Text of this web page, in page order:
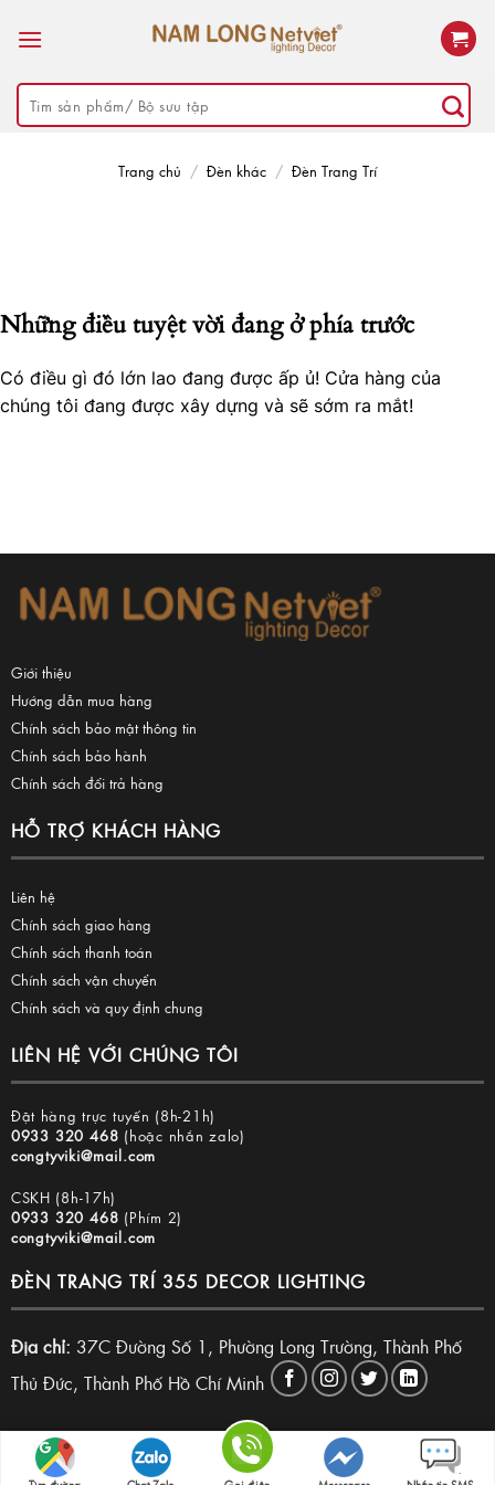
Tìm
kiếm:
Trang chủ / Đèn khác / Đèn Trang Trí
Những điều tuyệt vời đang ở phía trước
Có điều gì đó lớn lao đang được ấp ủ! Cửa hàng của
chúng tôi đang được xây dựng và sẽ sớm ra mắt!
Giới thiệu
Hướng dẫn mua hàng
Chính sách bảo mật thông tin
Chính sách bảo hành
Chính sách đổi trả hàng
HỖ TRỢ KHÁCH HÀNG
Liên hệ
Chính sách giao hàng
Chính sách thanh toán
Chính sách vận chuyển
Chính sách và quy định chung
LIÊN HỆ VỚI CHÚNG TÔI
Đặt hàng trực tuyến (8h-21h)
0933 320 468 (hoặc nhắn zalo)
congtyviki@mail.com
CSKH (8h-17h)
0933 320 468 (Phím 2)
congtyviki@mail.com
ĐÈN TRANG TRÍ 355 DECOR LIGHTING
Địa chỉ: 37C Đường Số 1, Phường Long Trường, Thành Phố
Thủ Đức, Thành Phố Hồ Chí Minh
Copyright 2026 © Đèn trang trí 355 Decor